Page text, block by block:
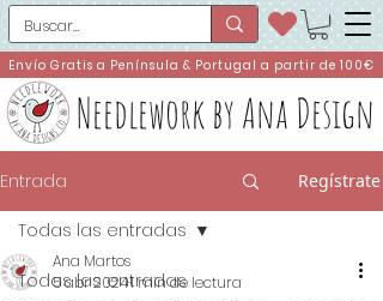
Needlework by Ana Design
Envío Gratis a Península & Portugal a partir de 100€
Entrada Regístrate
Todas las entradas
Todas las entradas
Ana Martos
5 abr 20241 min de lectura